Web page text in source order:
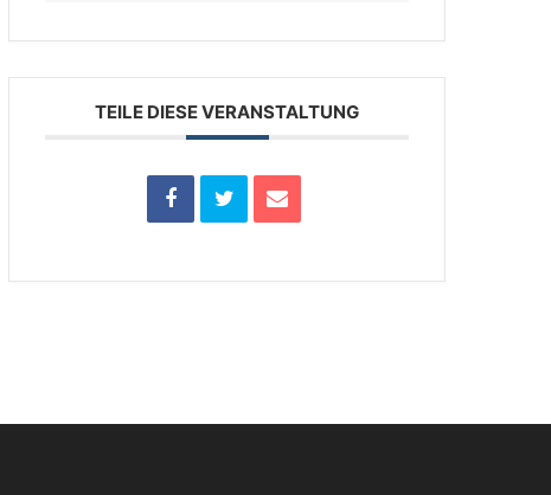
TEILE DIESE VERANSTALTUNG